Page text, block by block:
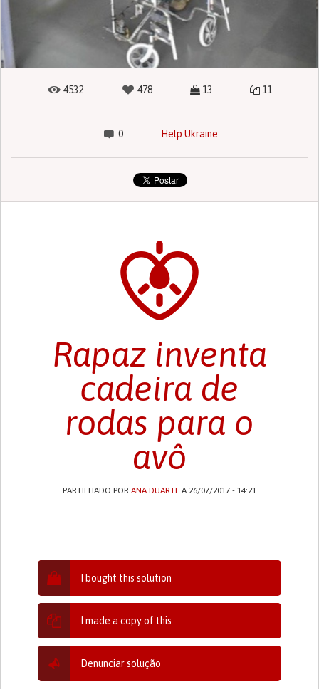
4532 478 13 11
0 Help Ukraine
Rapaz inventa
cadeira de
rodas para o
avô
PARTILHADO POR ANA DUARTEA 26/07/2017 - 14:21
I bought this solution
I made a copy of this
Denunciar solução